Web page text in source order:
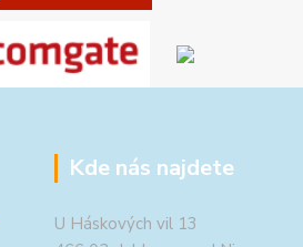
Kde nás najdete
U Háskových vil 13